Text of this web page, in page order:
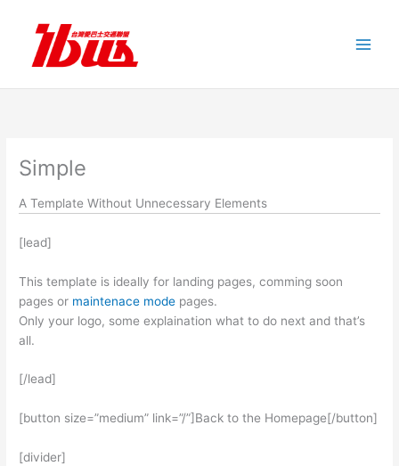
內
Simple
A Template Without Unnecessary Elements
[lead]
This template is ideally for landing pages, comming soon
pages or maintenace mode pages.
Only your logo, some explaination what to do next and that’s
all.
[/lead]
[button size=”medium” link=”/”]Back to the Homepage[/button]
[divider]